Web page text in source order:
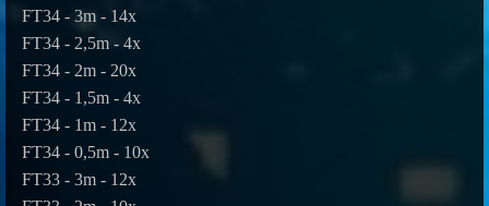
FT34 - 3m - 14x
FT34 - 2,5m - 4x
FT34 - 2m - 20x
FT34 - 1,5m - 4x
FT34 - 1m - 12x
FT34 - 0,5m - 10x
FT33 - 3m - 12x